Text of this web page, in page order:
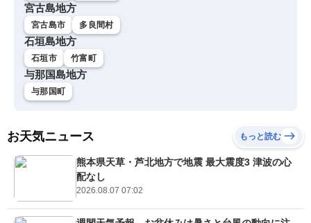
宮古島地方
宮古島市 多良間村
石垣島地方
石垣市 竹富町
与那国島地方
与那国町
お天気ニュース もっと読む
熊本県天草・芦北地方で地震 最大震度3 津波の心
配なし
2026.08.07 07:02